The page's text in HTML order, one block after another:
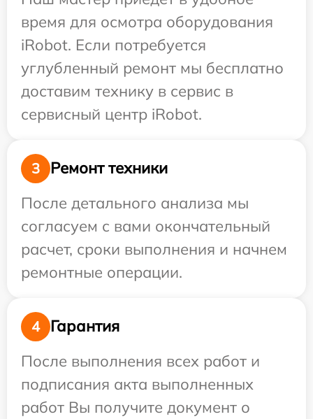
время для осмотра оборудования
iRobot. Если потребуется
углубленный ремонт мы бесплатно
доставим технику в сервис в
сервисный центр iRobot.
3
Ремонт техники
После детального анализа мы
согласуем с вами окончательный
расчет, сроки выполнения и начнем
ремонтные операции.
4
Гарантия
После выполнения всех работ и
подписания акта выполненных
работ Вы получите документ о